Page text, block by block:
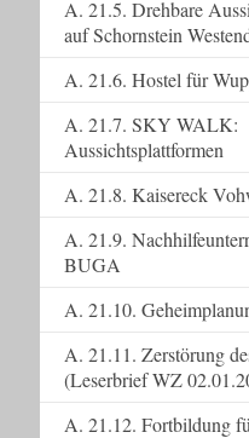
A. 21.5. Drehbare
auf Schornstein
A. 21.6. Hostel für
A. 21.7. SKY WALK:
Aussichtsplattformen
A. 21.8. Kaisereck
A. 21.9.
BUGA
A. 21.10.
A. 21.11. Zerstörung
(Leserbrief WZ
A. 21.12. Fortbildung